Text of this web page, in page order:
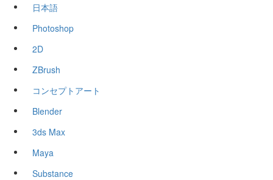
日本語
Photoshop
2D
ZBrush
コンセプトアート
Blender
3ds Max
Maya
Substance